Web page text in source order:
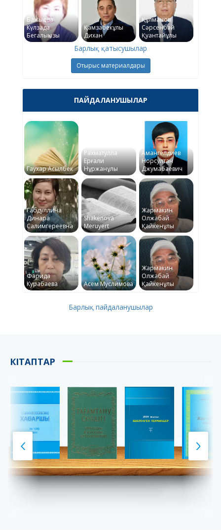
Бажықова
Күлзада
Бегалықызы
Қамзабекұлы
Дихан
Құлманов
Сәрсенбай
Қуантайұлы
Барлық қатысушылар
Отырыс материалдары
ПАЙДАЛАНУШЫЛАР
Гаухар Асылбек
Рахматулла
Ерғали
Нұржанұлы
Амангелдиев
Норсултан
Джумабаевич
Габдуллина
Динара
Салимгереевна
Shakenova
Meruyert
Жармакин
Олжабай
Қайкенұлы
Фарида
Курабаева
Асем Муслимова
Жармакин
Олжабай
Қайкенұлы
Барлық пайдаланушылар
КІТАПТАР